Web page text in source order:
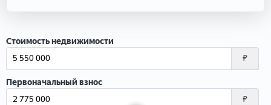
Стоимость недвижимости
₽
Первоначальный взнос
₽